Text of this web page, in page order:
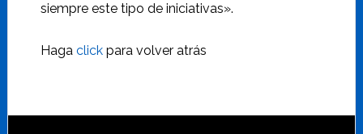
siempre este tipo de iniciativas».
Haga clickpara volver atrás